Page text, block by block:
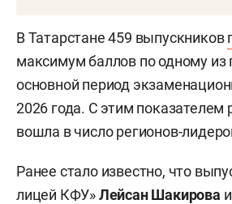
В Татарстане 459 выпускников
максимум баллов по одному из
основной период
2026 года. С этим показателем
вошла в число регионов-
Ранее стало известно, что
лицей КФУ»Лейсан Шакирова